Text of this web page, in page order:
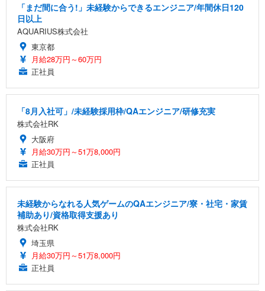
「まだ間に合う!」未経験からできるエンジニア/年間休日120
日以上
AQUARIUS株式会社
東京都
月給28万円～60万円
正社員
「8月入社可」/未経験採用枠/QAエンジニア/研修充実
株式会社RK
大阪府
月給30万円～51万8,000円
正社員
未経験からなれる人気ゲームのQAエンジニア/寮・社宅・家賃
補助あり/資格取得支援あり
株式会社RK
埼玉県
月給30万円～51万8,000円
正社員